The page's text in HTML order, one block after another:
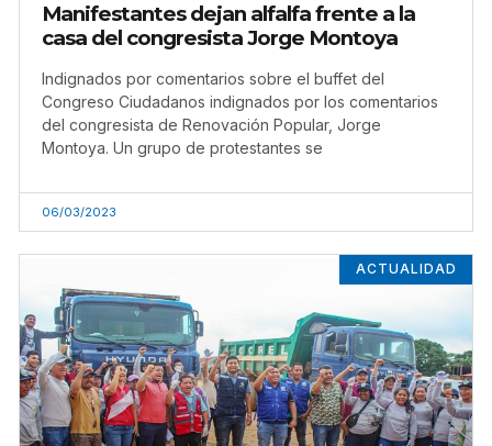
Manifestantes dejan alfalfa frente a la
casa del congresista Jorge Montoya
Indignados por comentarios sobre el buffet del
Congreso Ciudadanos indignados por los comentarios
del congresista de Renovación Popular, Jorge
Montoya. Un grupo de protestantes se
06/03/2023
ACTUALIDAD